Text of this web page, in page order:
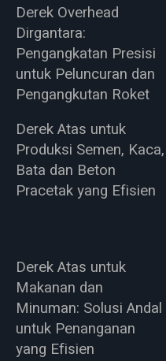
Derek Overhead
Dirgantara:
Pengangkatan Presisi
untuk Peluncuran dan
Pengangkutan Roket
Derek Atas untuk
Produksi Semen, Kaca,
Bata dan Beton
Pracetak yang Efisien
Derek Atas untuk
Makanan dan
Minuman: Solusi Andal
untuk Penanganan
yang Efisien